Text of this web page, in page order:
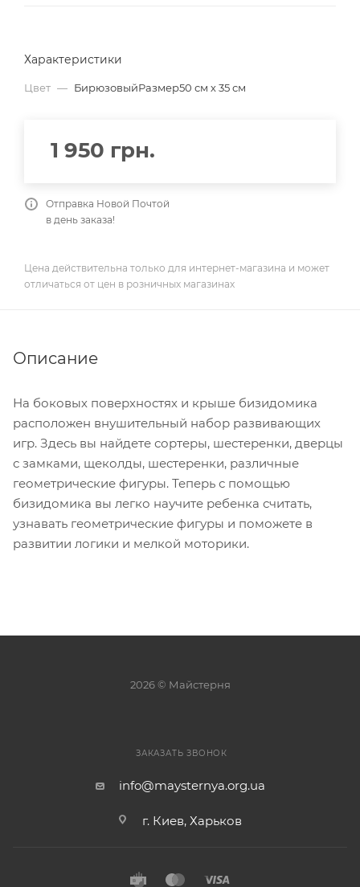
Характеристики
Цвет — БирюзовыйРазмер50 см х 35 см
1 950 грн.
Отправка Новой Почтой
в день заказа!
Цена действительна только для интернет-магазина и может
отличаться от цен в розничных магазинах
Описание
На боковых поверхностях и крыше бизидомика
расположен внушительный набор развивающих
игр. Здесь вы найдете сортеры, шестеренки, дверцы
с замками, щеколды, шестеренки, различные
геометрические фигуры. Теперь с помощью
бизидомика вы легко научите ребенка считать,
узнавать геометрические фигуры и поможете в
развитии логики и мелкой моторики.
2026 © Майстерня
ЗАКАЗАТЬ ЗВОНОК
info@maysternya.org.ua
г. Киев, Харьков